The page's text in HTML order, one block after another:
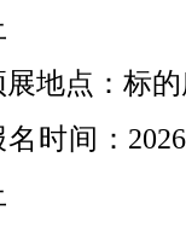
展地点：标
名时间：